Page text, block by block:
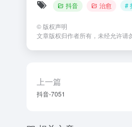
抖音 治愈 #
© 版权声明
文章版权归作者所有，未经允许请
上一篇
抖音-7051